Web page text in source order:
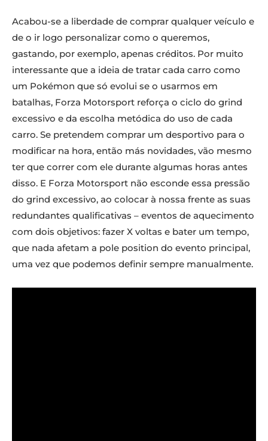
Acabou-se a liberdade de comprar qualquer veículo e
de o ir logo personalizar como o queremos,
gastando, por exemplo, apenas créditos. Por muito
interessante que a ideia de tratar cada carro como
um Pokémon que só evolui se o usarmos em
batalhas, Forza Motorsport reforça o ciclo do grind
excessivo e da escolha metódica do uso de cada
carro. Se pretendem comprar um desportivo para o
modificar na hora, então más novidades, vão mesmo
ter que correr com ele durante algumas horas antes
disso. E Forza Motorsport não esconde essa pressão
do grind excessivo, ao colocar à nossa frente as suas
redundantes qualificativas – eventos de aquecimento
com dois objetivos: fazer X voltas e bater um tempo,
que nada afetam a pole position do evento principal,
uma vez que podemos definir sempre manualmente.